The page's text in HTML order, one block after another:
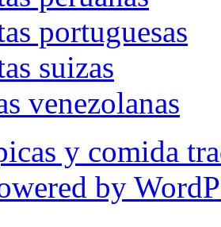
portuguesas
suizas
venezolanas
y comida
by